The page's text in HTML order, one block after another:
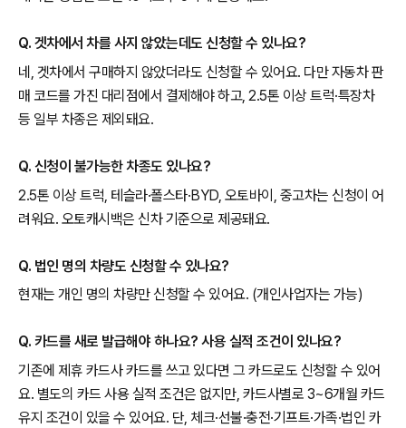
Q. 겟차에서 차를 사지 않았는데도 신청할 수 있나요?
네, 겟차에서 구매하지 않았더라도 신청할 수 있어요. 다만 자동차 판
매 코드를 가진 대리점에서 결제해야 하고, 2.5톤 이상 트럭·특장차
등 일부 차종은 제외돼요.
Q. 신청이 불가능한 차종도 있나요?
2.5톤 이상 트럭, 테슬라·폴스타·BYD, 오토바이, 중고차는 신청이 어
려워요. 오토캐시백은 신차 기준으로 제공돼요.
Q. 법인 명의 차량도 신청할 수 있나요?
현재는 개인 명의 차량만 신청할 수 있어요. (개인사업자는 가능)
Q. 카드를 새로 발급해야 하나요? 사용 실적 조건이 있나요?
기존에 제휴 카드사 카드를 쓰고 있다면 그 카드로도 신청할 수 있어
요. 별도의 카드 사용 실적 조건은 없지만, 카드사별로 3~6개월 카드
유지 조건이 있을 수 있어요. 단, 체크·선불·충전·기프트·가족·법인 카